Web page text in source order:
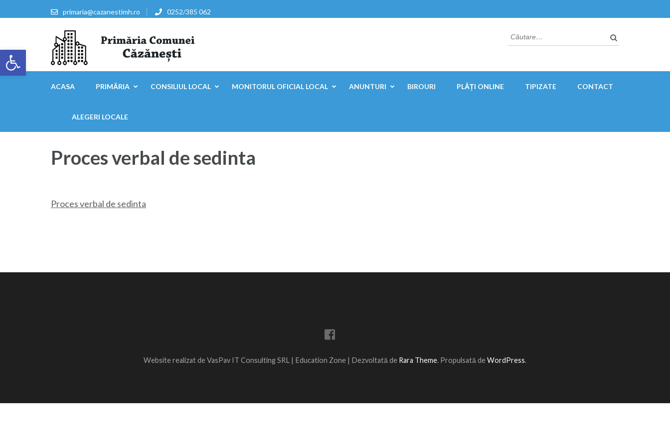
Deschide bara de unelte
la
(apasă
Enter)
primaria@cazanestimh.ro 0252/385 062
Primaria Comunei Căzănești, Mehedinți
Caută
după:
ACASA PRIMĂRIA CONSILIUL LOCAL MONITORUL OFICIAL LOCAL ANUNTURI BIROURI PLĂȚI ONLINE TIPIZATE CONTACT
ALEGERI LOCALE
Proces verbal de sedinta
Proces verbal de sedinta
Website realizat de VasPav IT Consulting SRL | Education Zone | Dezvoltată de Rara Theme. Propulsată deWordPress.